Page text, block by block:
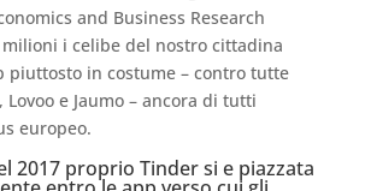
and Business Research
i celibe del nostro cittadina
piuttosto in costume – contro tutte
Lovoo e Jaumo – ancora di tutti
europeo.
2017 proprio Tinder si e piazzata